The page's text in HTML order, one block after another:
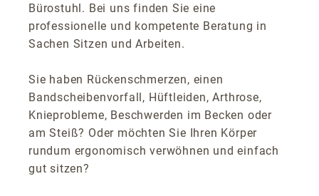
Bürostuhl. Bei uns finden Sie eine
professionelle und kompetente Beratung in
Sachen Sitzen und Arbeiten.
Sie haben Rückenschmerzen, einen
Bandscheibenvorfall, Hüftleiden, Arthrose,
Knieprobleme, Beschwerden im Becken oder
am Steiß? Oder möchten Sie Ihren Körper
rundum ergonomisch verwöhnen und einfach
gut sitzen?